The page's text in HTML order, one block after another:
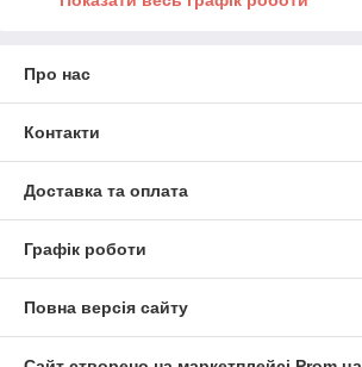
Про нас
Контакти
Доставка та оплата
Графік роботи
Повна версія сайту